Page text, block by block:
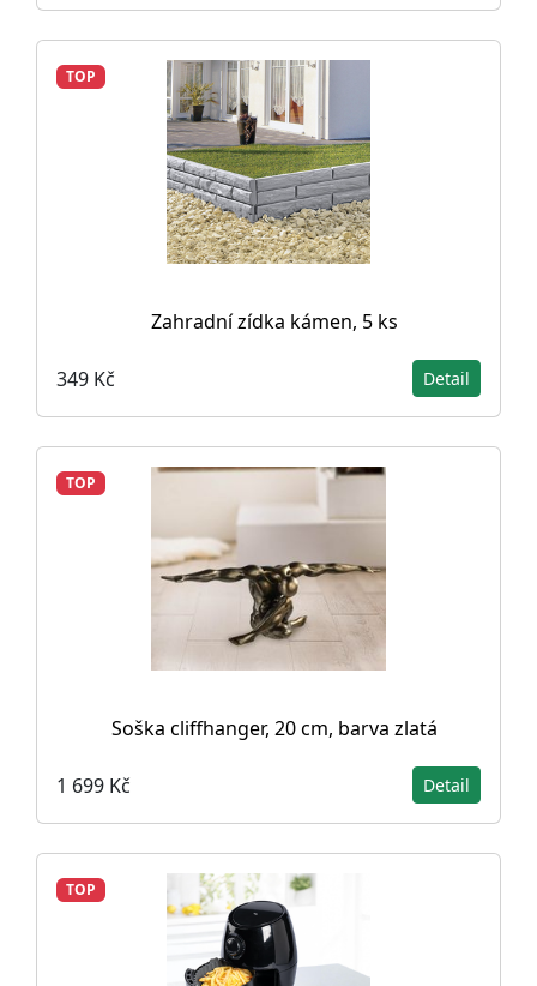
TOP
Zahradní zídka kámen, 5 ks
349 Kč Detail
TOP
Soška cliffhanger, 20 cm, barva zlatá
1 699 Kč Detail
TOP